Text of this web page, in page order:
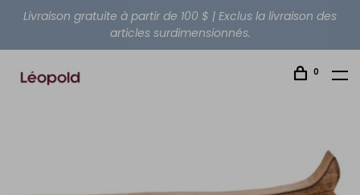
Livraison gratuite à partir de 100 $ | Exclus la livraison des
articles surdimensionnés.
0